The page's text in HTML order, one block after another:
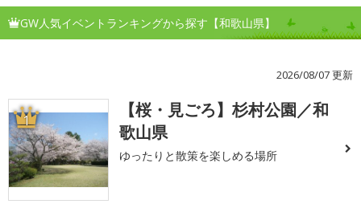
GW人気イベントランキングから探す【和歌山県】
2026/08/07 更新
1
【桜・見ごろ】杉村公園／和
歌山県
ゆったりと散策を楽しめる場所